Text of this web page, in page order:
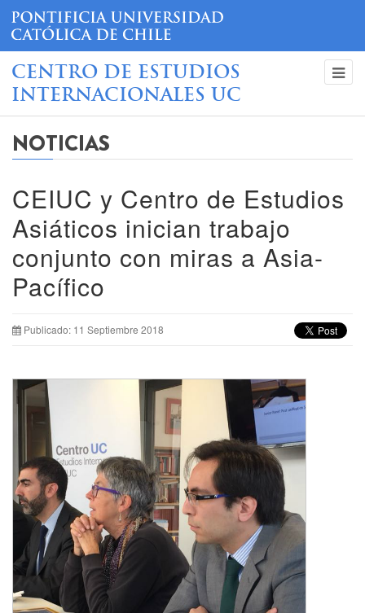
CENTRO DE ESTUDIOS
INTERNACIONALES UC
NOTICIAS
CEIUC y Centro de Estudios
Asiáticos inician trabajo
conjunto con miras a Asia-
Pacífico
Publicado: 11 Septiembre 2018